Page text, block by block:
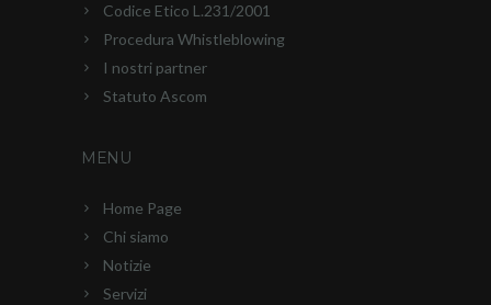
Codice Etico L.231/2001
Procedura Whistleblowing
I nostri partner
Statuto Ascom
MENU
Home Page
Chi siamo
Notizie
Servizi